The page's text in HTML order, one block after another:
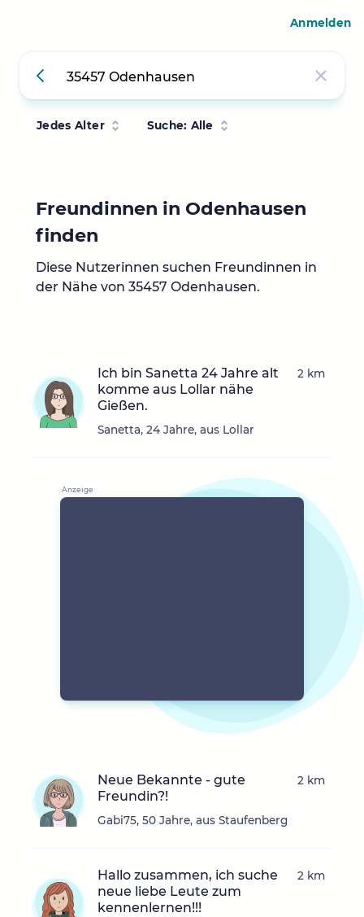
Jedes Alter Suche: Alle
Freundinnen in Odenhausen
finden
Diese Nutzerinnen suchen Freundinnen in
der Nähe von 35457 Odenhausen.
Ich bin Sanetta 24 Jahre alt
komme aus Lollar nähe
Gießen.
Sanetta, 24 Jahre, aus Lollar
2 km
Neue Bekannte - gute
Freundin?!
Gabi75, 50 Jahre, aus Staufenberg
2 km
Hallo zusammen, ich suche
neue liebe Leute zum
kennenlernen!!!
2 km
Anmelden